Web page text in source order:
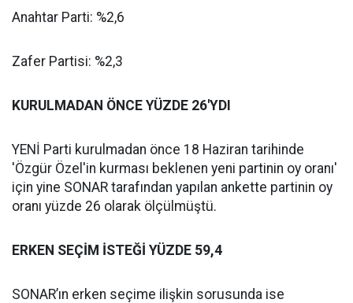
Anahtar Parti: %2,6
Zafer Partisi: %2,3
KURULMADAN ÖNCE YÜZDE 26'YDI
YENİ Parti kurulmadan önce 18 Haziran tarihinde
'Özgür Özel'in kurması beklenen yeni partinin oy oranı'
için yine SONAR tarafından yapılan ankette partinin oy
oranı yüzde 26 olarak ölçülmüştü.
ERKEN SEÇİM İSTEĞİ YÜZDE 59,4
SONAR’ın erken seçime ilişkin sorusunda ise